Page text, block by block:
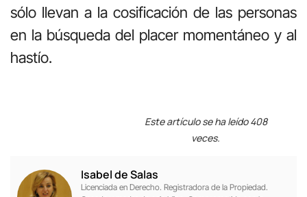
sólo llevan a la cosificación de las personas
en la búsqueda del placer momentáneo y al
hastío.
Este artículo se ha leído 408
veces.
Isabel de Salas
Licenciada en Derecho. Registradora de la Propiedad.